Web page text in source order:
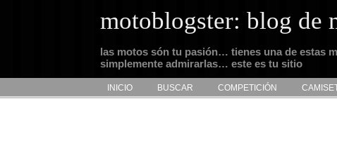
motoblogster: blog de
las motos són tu pasión… tienes una de estas
simplemente admirarlas… este es tu sitio
INICIO BUSCAR COMPETICIÓN